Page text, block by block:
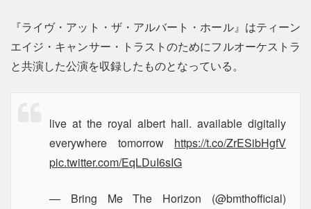
『ライヴ・アット・ザ・アルバート・ホール』はティーン
エイジ・キャンサー・トラストのためにフルオーケストラ
と共演した公演を収録したものとなっている。
live at the royal albert hall. available digitally
everywhere tomorrow https://t.co/ZrESibHgfV
pic.twitter.com/EqLDuI6sIG
— Bring Me The Horizon (@bmthofficial)